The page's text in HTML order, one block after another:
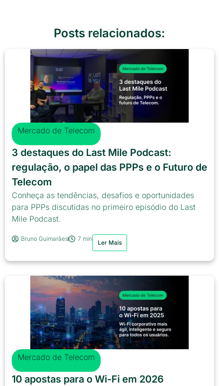
Posts relacionados:
Mercado de Telecom
3 destaques do Last Mile Podcast:
regulação, o papel das PPPs e o Futuro de
Telecom
Conheça as tendências, desafios e oportunidades
para PPPs discutidas no primeiro episódio do Last
Mile Podcast.
Bruno Guimarães 7 min
Ler Mais
Mercado de Telecom
10 apostas para o Wi-Fi em 2026